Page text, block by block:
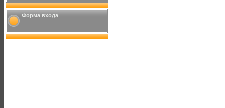
Форма входа